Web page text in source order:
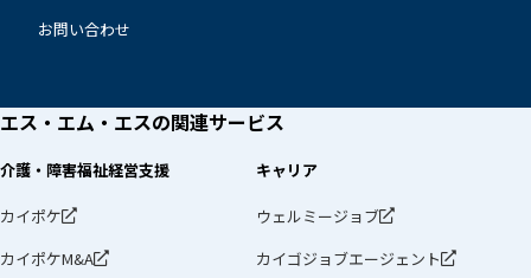
お問い合わせ
エス・エム・エスの関連サービス
介護・障害福祉経営支援
カイポケ
カイポケM&A
キャリア
ウェルミージョブ
カイゴジョブエージェント